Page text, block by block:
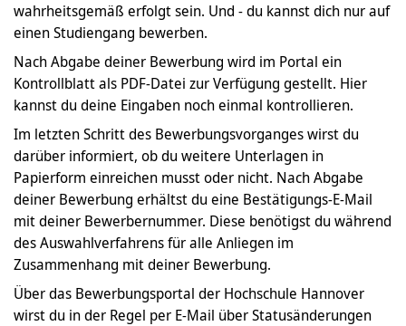
wahrheitsgemäß erfolgt sein. Und - du kannst dich nur auf
einen Studiengang bewerben.
Nach Abgabe deiner Bewerbung wird im Portal ein
Kontrollblatt als PDF-Datei zur Verfügung gestellt. Hier
kannst du deine Eingaben noch einmal kontrollieren.
Im letzten Schritt des Bewerbungsvorganges wirst du
darüber informiert, ob du weitere Unterlagen in
Papierform einreichen musst oder nicht. Nach Abgabe
deiner Bewerbung erhältst du eine Bestätigungs-E-Mail
mit deiner Bewerbernummer. Diese benötigst du während
des Auswahlverfahrens für alle Anliegen im
Zusammenhang mit deiner Bewerbung.
Über das Bewerbungsportal der Hochschule Hannover
wirst du in der Regel per E-Mail über Statusänderungen